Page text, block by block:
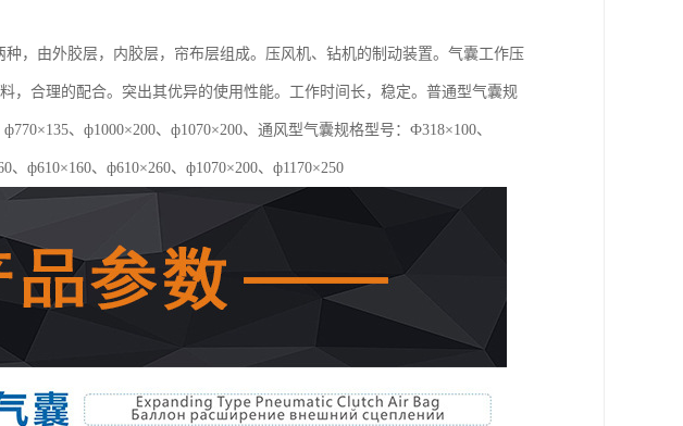
，由外胶层，内胶层，帘布层组成。压风机、钻机的制动装置。气囊工作压
，合理的配合。突出其优异的使用性能。工作时间长，稳定。普通型气囊规
、ф1000×200、ф1070×200、通风型气囊规格型号：Ф318×100、
、ф610×160、ф610×260、ф1070×200、ф1170×250